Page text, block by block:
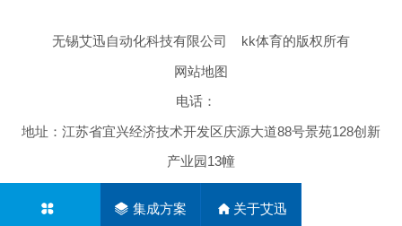
无锡艾迅自动化科技有限公司
kk体育的版权所有
网站地图
电话：
地址：江苏省宜兴经济技术开发区庆源大道88号景苑128创新
产业园13幢
集成方案 关于艾迅